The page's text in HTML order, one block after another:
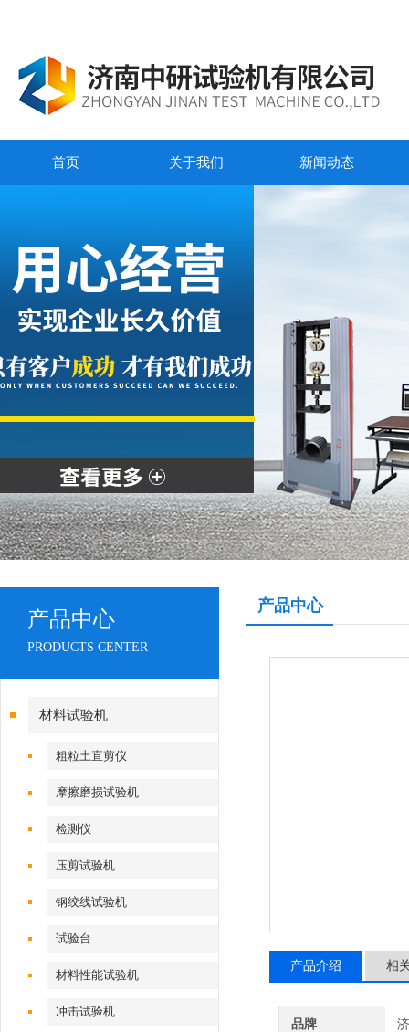
首页 关于我们 新闻动态
产品中心
PRODUCTS CENTER
材料试验机
粗粒土直剪仪
摩擦磨损试验机
检测仪
压剪试验机
钢绞线试验机
试验台
材料性能试验机
冲击试验机
产品中心
产品介绍 相
品牌